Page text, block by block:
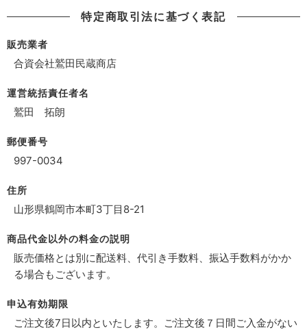
特定商取引法に基づく表記
販売業者
合資会社鷲田民蔵商店
運営統括責任者名
鷲田 拓朗
郵便番号
997-0034
住所
山形県鶴岡市本町3丁目8-21
商品代金以外の料金の説明
販売価格とは別に配送料、代引き手数料、振込手数料がかか
る場合もございます。
申込有効期限
ご注文後7日以内といたします。ご注文後７日間ご入金がない